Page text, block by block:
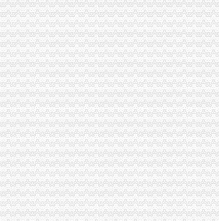
各位分享下注册外贸公司的流程,已经注册过的-外贸SOHO-福步外
无锡市外贸公司注册流程及费用-中介代理-久久信息网
虹口区四川北路注册外贸公司流程-上海58同城